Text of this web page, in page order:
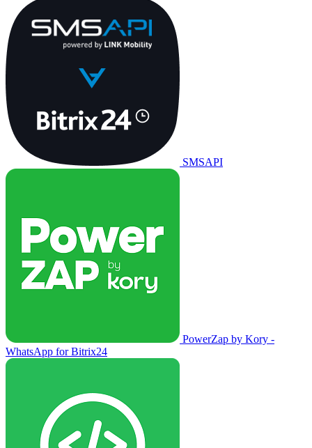
SMSAPI
PowerZap by Kory -
WhatsApp for Bitrix24